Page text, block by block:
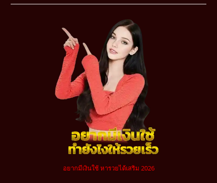
อยากมีเงินใช้ หารวยได้เสริม 2026